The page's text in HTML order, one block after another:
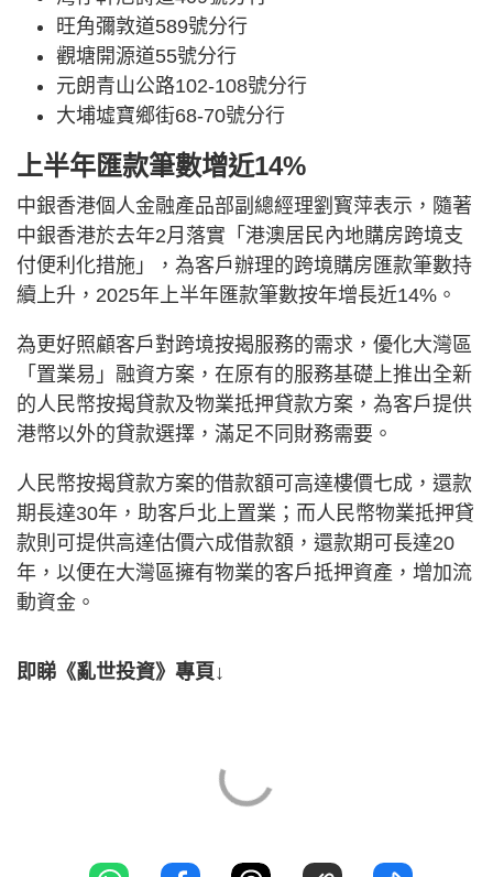
旺角彌敦道589號分行
觀塘開源道55號分行
元朗青山公路102-108號分行
大埔墟寶鄉街68-70號分行
上半年匯款筆數增近14%
中銀香港個人金融產品部副總經理劉寳萍表示，隨著
中銀香港於去年2月落實「港澳居民內地購房跨境支
付便利化措施」，為客戶辦理的跨境購房匯款筆數持
續上升，2025年上半年匯款筆數按年增長近14%。
為更好照顧客戶對跨境按揭服務的需求，優化大灣區
「置業易」融資方案，在原有的服務基礎上推出全新
的人民幣按揭貸款及物業抵押貸款方案，為客戶提供
港幣以外的貸款選擇，滿足不同財務需要。
人民幣按揭貸款方案的借款額可高達樓價七成，還款
期長達30年，助客戶北上置業；而人民幣物業抵押貸
款則可提供高達估價六成借款額，還款期可長達20
年，以便在大灣區擁有物業的客戶抵押資產，增加流
動資金。
即睇《亂世投資》專頁↓